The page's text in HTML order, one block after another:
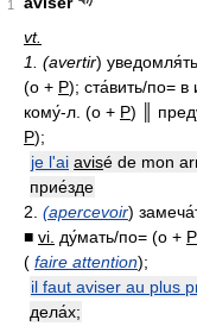
1
vt.
1. (avertir)
(о + P); ста́вить/по= в
кому́-л. (о + P) ║
P);
je l'ai avisé de mon
прие́зде
2. (apercevoir)
■ vi. ду́мать/по= (о + P
( faire attention);
il faut aviser au plus
дела́х;